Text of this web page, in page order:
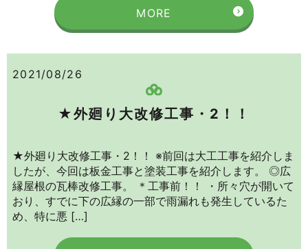
MORE
2021/08/26
★外廻り大改修工事・2！！
★外廻り大改修工事・2！！ ※前回は大工工事を紹介しま
したが、今回は板金工事と塗装工事を紹介します。 ◎広
縁屋根の瓦棒改修工事。 ＊工事前！！ ・所々穴が開いて
おり、すでに下の広縁の一部で雨漏れも発生しているた
め、特に悪 […]